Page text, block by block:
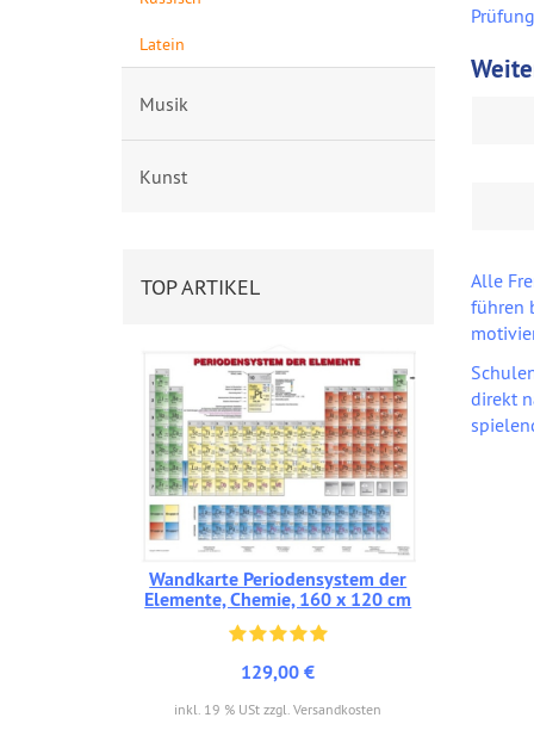
Alle
führen
direkt
Latein
Musik
Kunst
TOP ARTIKEL
Wandkarte Periodensystem der
Elemente, Chemie, 160 x 120 cm
129,00 €
inkl. 19 % USt zzgl. Versandkosten